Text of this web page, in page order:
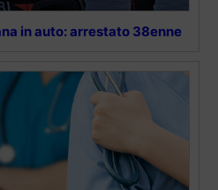
in auto: arrestato 38enne